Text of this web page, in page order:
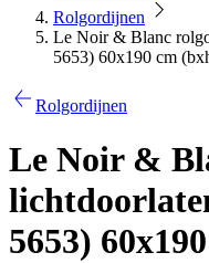
Rolgordijnen
Le Noir & Blanc
5653) 60x190 cm
Rolgordijnen
Le Noir &
5653)